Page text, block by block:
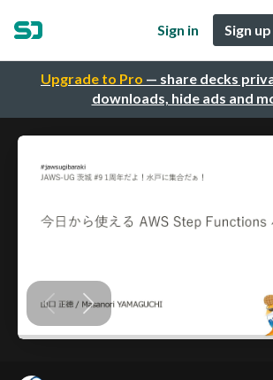
Upgrade to Pro — share decks
downloads, hide ads and
Sign in Sign